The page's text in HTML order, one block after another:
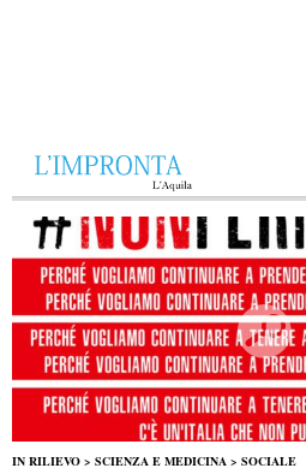
IN RILIEVO > SCIENZA E MEDICINA > SOCIALE